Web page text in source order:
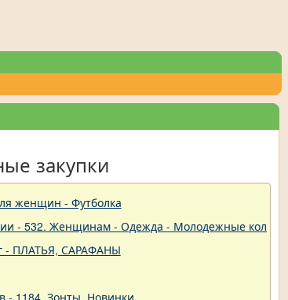
закупки
женщин - Футболка
- 532. Женщинам - Одежда - Молодежные
- ПЛАТЬЯ, САРАФАНЫ
- 1184. Зонты. Новинки